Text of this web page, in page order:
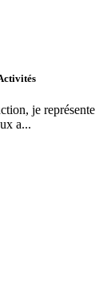
je représente
a...